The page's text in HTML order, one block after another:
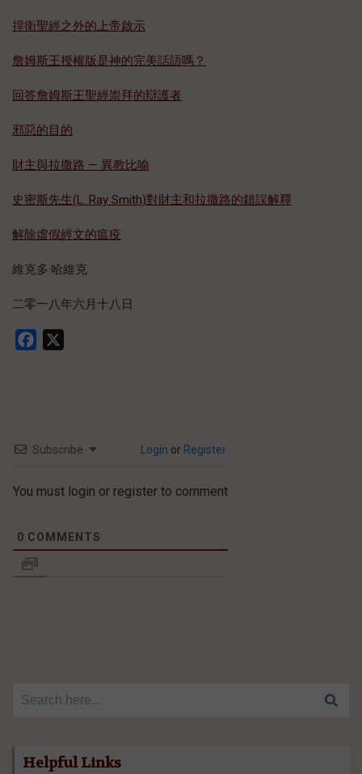
捍衛聖經之外的上帝啟示
詹姆斯王授權版是神的完美話語嗎？
回答詹姆斯王聖經崇拜的辯護者
邪惡的目的
財主與拉撒路 — 異教比喻
史密斯先生(L. Ray Smith)對財主和拉撒路的錯誤解釋
解除虛假經文的瘟疫
維克多·哈維克
二零一八年六月十八日
Facebook
Subscribe Login or Register
You must login or register to comment
0 COMMENTS
Helpful Links